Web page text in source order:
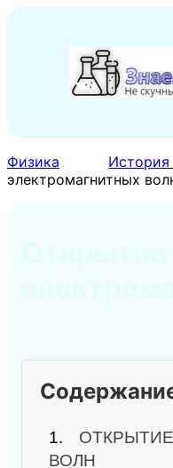
содержимому
Физика
электромагнитных
1.
ВОЛН